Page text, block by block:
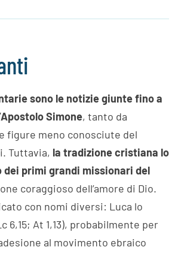
sono le notizie giunte fino a
Simone, tanto da
figure meno conosciute del
Tuttavia, la tradizione cristiana lo
dei primi grandi missionari del
coraggioso dell’amore di Dio.
con nomi diversi: Luca lo
6,15; At 1,13), probabilmente per
al movimento ebraico